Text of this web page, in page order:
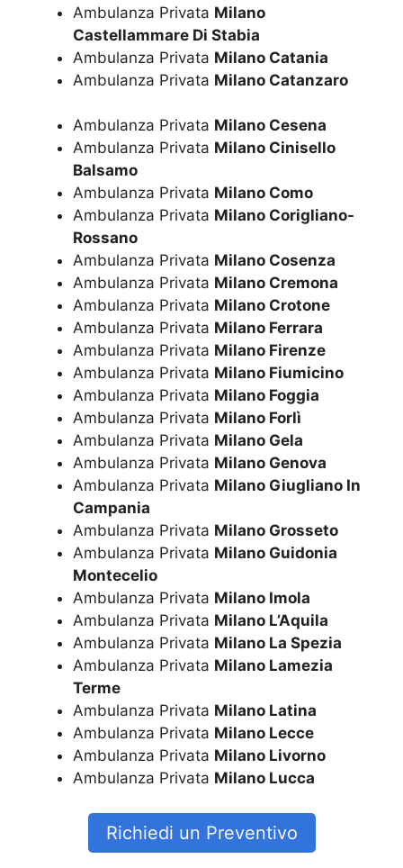
Ambulanza Privata Milano
Castellammare Di Stabia
Ambulanza Privata Milano Catania
Ambulanza Privata Milano Catanzaro
Ambulanza Privata Milano Cesena
Ambulanza Privata Milano Cinisello
Balsamo
Ambulanza Privata Milano Como
Ambulanza Privata Milano Corigliano-
Rossano
Ambulanza Privata Milano Cosenza
Ambulanza Privata Milano Cremona
Ambulanza Privata Milano Crotone
Ambulanza Privata Milano Ferrara
Ambulanza Privata Milano Firenze
Ambulanza Privata Milano Fiumicino
Ambulanza Privata Milano Foggia
Ambulanza Privata Milano Forlì
Ambulanza Privata Milano Gela
Ambulanza Privata Milano Genova
Ambulanza Privata Milano Giugliano In
Campania
Ambulanza Privata Milano Grosseto
Ambulanza Privata Milano Guidonia
Montecelio
Ambulanza Privata Milano Imola
Ambulanza Privata Milano L’Aquila
Ambulanza Privata Milano La Spezia
Ambulanza Privata Milano Lamezia
Terme
Ambulanza Privata Milano Latina
Ambulanza Privata Milano Lecce
Ambulanza Privata Milano Livorno
Ambulanza Privata Milano Lucca
Richiedi un Preventivo